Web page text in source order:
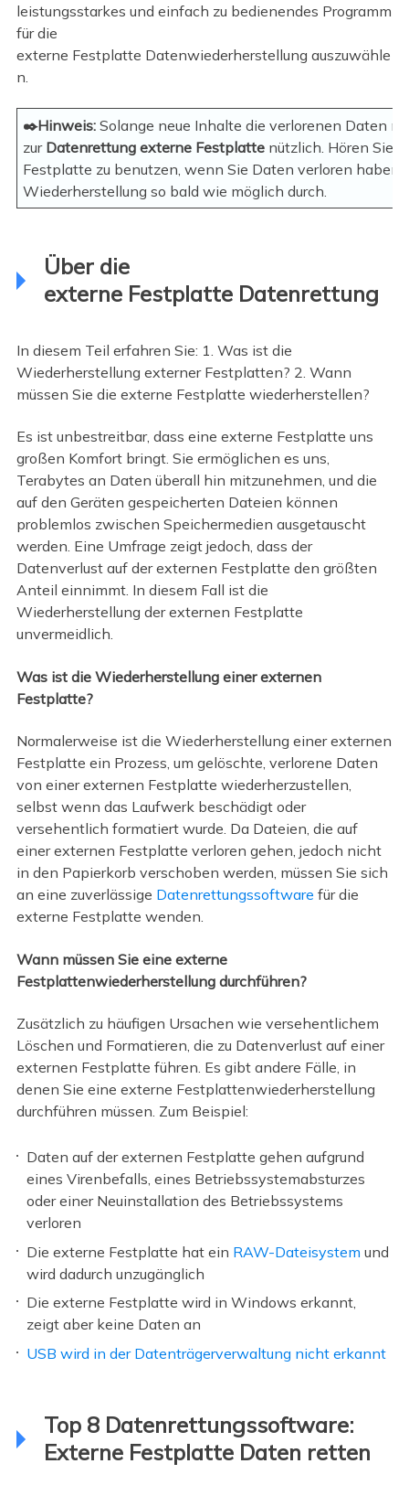
leistungsstarkes und einfach zu bedienendes Programm
für die
externe Festplatte Datenwiederherstellung auszuwähle
n.
✒️Hinweis:Solange neue Inhalte die verlorenen Daten
zur Datenrettung externe Festplattenützlich. Hören Sie
Festplatte zu benutzen, wenn Sie Daten verloren haben,
Wiederherstellung so bald wie möglich durch.
Über die
externe Festplatte Datenrettung
In diesem Teil erfahren Sie: 1. Was ist die
Wiederherstellung externer Festplatten? 2. Wann
müssen Sie die externe Festplatte wiederherstellen?
Es ist unbestreitbar, dass eine externe Festplatte uns
großen Komfort bringt. Sie ermöglichen es uns,
Terabytes an Daten überall hin mitzunehmen, und die
auf den Geräten gespeicherten Dateien können
problemlos zwischen Speichermedien ausgetauscht
werden. Eine Umfrage zeigt jedoch, dass der
Datenverlust auf der externen Festplatte den größten
Anteil einnimmt. In diesem Fall ist die
Wiederherstellung der externen Festplatte
unvermeidlich.
Was ist die Wiederherstellung einer externen
Festplatte?
Normalerweise ist die Wiederherstellung einer externen
Festplatte ein Prozess, um gelöschte, verlorene Daten
von einer externen Festplatte wiederherzustellen,
selbst wenn das Laufwerk beschädigt oder
versehentlich formatiert wurde. Da Dateien, die auf
einer externen Festplatte verloren gehen, jedoch nicht
in den Papierkorb verschoben werden, müssen Sie sich
an eine zuverlässige Datenrettungssoftware für die
externe Festplatte wenden.
Wann müssen Sie eine externe
Festplattenwiederherstellung durchführen?
Zusätzlich zu häufigen Ursachen wie versehentlichem
Löschen und Formatieren, die zu Datenverlust auf einer
externen Festplatte führen. Es gibt andere Fälle, in
denen Sie eine externe Festplattenwiederherstellung
durchführen müssen. Zum Beispiel:
Daten auf der externen Festplatte gehen aufgrund
eines Virenbefalls, eines Betriebssystemabsturzes
oder einer Neuinstallation des Betriebssystems
verloren
Die externe Festplatte hat ein RAW-Dateisystem und
wird dadurch unzugänglich
Die externe Festplatte wird in Windows erkannt,
zeigt aber keine Daten an
USB wird in der Datenträgerverwaltung nicht erkannt
Top 8 Datenrettungssoftware:
Externe Festplatte Daten retten